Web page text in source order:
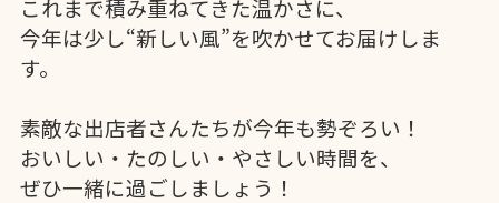
これまで積み重ねてきた温かさに、
今年は少し“新しい風”を吹かせてお届けしま
す。
素敵な出店者さんたちが今年も勢ぞろい！
おいしい・たのしい・やさしい時間を、
ぜひ一緒に過ごしましょう！